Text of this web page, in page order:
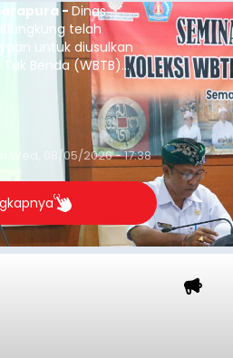
- Dinas
telah
untuk diusulkan
Benda (WBTB)
Wed, 08/05/2026 - 17:38